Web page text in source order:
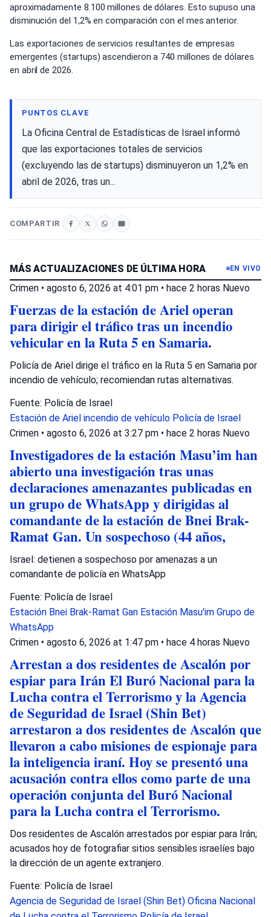
aproximadamente 8.100 millones de dólares. Esto supuso una
disminución del 1,2% en comparación con el mes anterior.
Las exportaciones de servicios resultantes de empresas
emergentes (startups) ascendieron a 740 millones de dólares
en abril de 2026.
PUNTOS CLAVE
La Oficina Central de Estadísticas de Israel informó
que las exportaciones totales de servicios
(excluyendo las de startups) disminuyeron un 1,2% en
abril de 2026, tras un...
COMPARTIR
MÁS ACTUALIZACIONES DE ÚLTIMA HORA EN VIVO
Crimen • agosto 6, 2026 at 4:01 pm • hace 2 horas Nuevo
Fuerzas de la estación de Ariel operan
para dirigir el tráfico tras un incendio
vehicular en la Ruta 5 en Samaria.
Policía de Ariel dirige el tráfico en la Ruta 5 en Samaria por
incendio de vehículo; recomiendan rutas alternativas.
Fuente: Policía de Israel
Estación de Ariel incendio de vehículo Policía de Israel
Crimen • agosto 6, 2026 at 3:27 pm • hace 2 horas Nuevo
Investigadores de la estación Masu’im han
abierto una investigación tras unas
declaraciones amenazantes publicadas en
un grupo de WhatsApp y dirigidas al
comandante de la estación de Bnei Brak-
Ramat Gan. Un sospechoso (44 años,
Israel: detienen a sospechoso por amenazas a un
comandante de policía en WhatsApp
Fuente: Policía de Israel
Estación Bnei Brak-Ramat Gan Estación Masu'im Grupo de
WhatsApp
Crimen • agosto 6, 2026 at 1:47 pm • hace 4 horas Nuevo
Arrestan a dos residentes de Ascalón por
espiar para Irán El Buró Nacional para la
Lucha contra el Terrorismo y la Agencia
de Seguridad de Israel (Shin Bet)
arrestaron a dos residentes de Ascalón que
llevaron a cabo misiones de espionaje para
la inteligencia iraní. Hoy se presentó una
acusación contra ellos como parte de una
operación conjunta del Buró Nacional
para la Lucha contra el Terrorismo.
Dos residentes de Ascalón arrestados por espiar para Irán;
acusados hoy de fotografiar sitios sensibles israelíes bajo
la dirección de un agente extranjero.
Fuente: Policía de Israel
Agencia de Seguridad de Israel (Shin Bet) Oficina Nacional